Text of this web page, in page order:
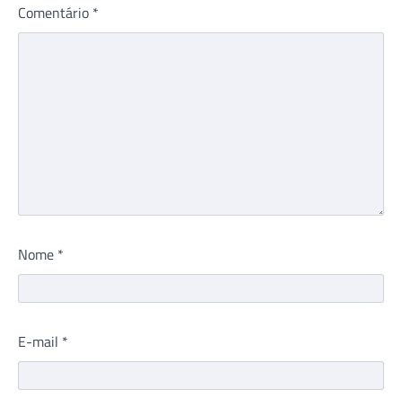
Comentário *
Nome *
E-mail *